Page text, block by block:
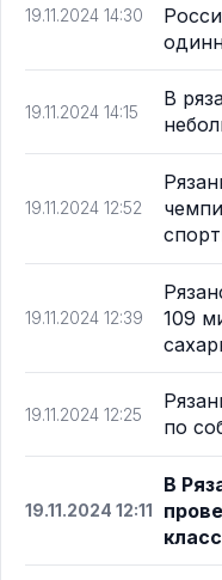
19.11.2024 14:30
19.11.2024 14:15
В
19.11.2024 12:52
19.11.2024 12:39
109
19.11.2024 12:25
по
19.11.2024 12:11
В